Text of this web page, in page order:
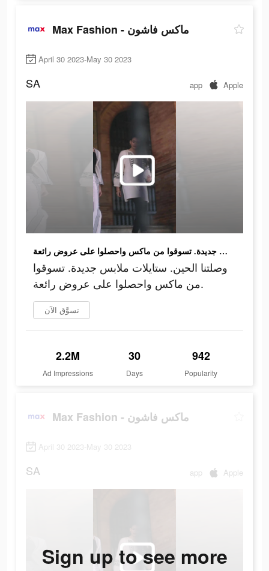
Max Fashion - ماكس فاشون
April 30 2023-May 30 2023
SA app Apple
وصلتنا الحين. ستايلات ملابس جديدة. تسوقوا من ماكس واحصلوا على عروض رائعة.
وصلتنا الحين. ستايلات ملابس جديدة. تسوقوا
من ماكس واحصلوا على عروض رائعة.
تسوَّق الآن
2.2M
Ad Impressions
30
Days
942
Popularity
Max Fashion - ماكس فاشون
April 30 2023-May 30 2023
SA app Apple
Sign up to see more